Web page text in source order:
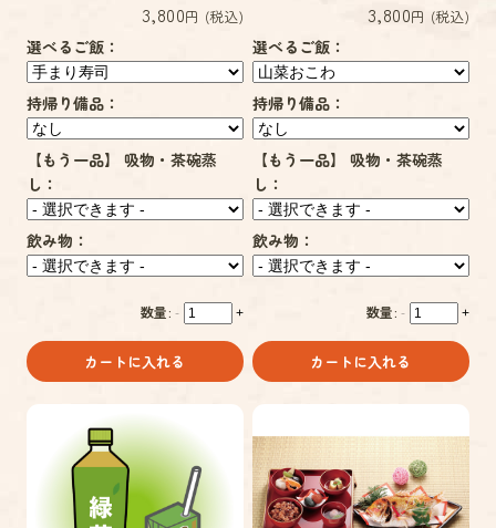
3,800円 (税込)
選べるご飯：
持帰り備品：
【もう一品】 吸物・茶碗蒸
し：
飲み物：
数量: - +
カートに入れる
3,800円 (税込)
選べるご飯：
持帰り備品：
【もう一品】 吸物・茶碗蒸
し：
飲み物：
数量: - +
カートに入れる